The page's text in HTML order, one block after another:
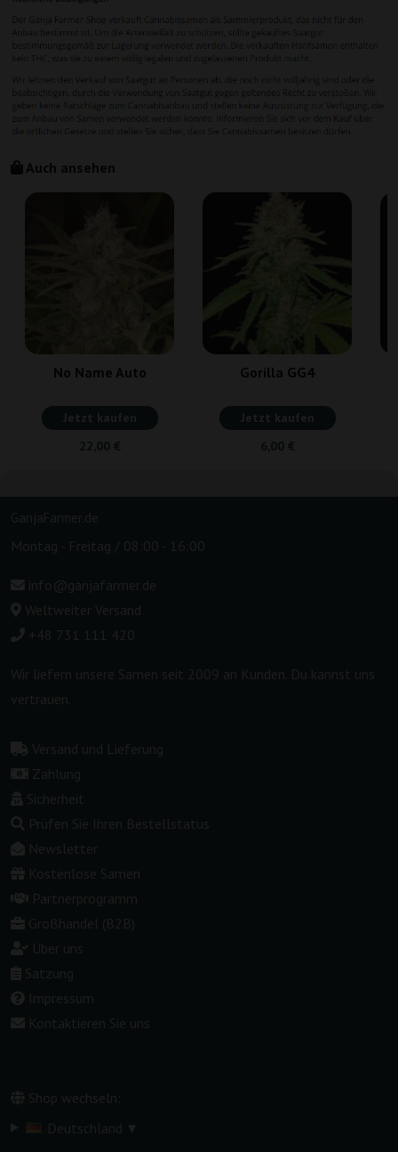
Auch ansehen
No Name Auto
Jetzt kaufen
22,00 €
Gorilla GG4
Jetzt kaufen
6,00 €
GanjaFarmer.de
Montag - Freitag / 08:00 - 16:00
info@ganjafarmer.de
Weltweiter Versand
+48 731 111 420
Wir liefern unsere Samen seit 2009 an Kunden. Du kannst uns
vertrauen.
Versand und Lieferung
Zahlung
Sicherheit
Prüfen Sie Ihren Bestellstatus
Newsletter
Kostenlose Samen
Partnerprogramm
Großhandel (B2B)
Über uns
Satzung
Impressum
Kontaktieren Sie uns
Shop wechseln:
Deutschland ▾